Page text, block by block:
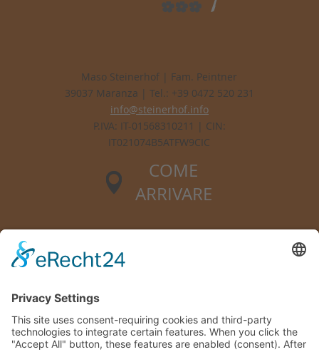
Maso Steinerhof | Fam. Peintner
39037 Maranza | Tel.: +39 0472 520 231
info@steinerhof.info
P.IVA: IT-01568310211 | CIN:
IT021074B5ATFW9CIC
COME
ARRIVARE